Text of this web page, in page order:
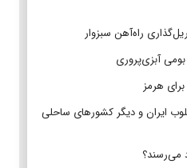
راه‌آهن سبزوار
آبزی‌پروری
هرمز
ایران و دیگر کشورهای ساحلی
می‌رسند؟